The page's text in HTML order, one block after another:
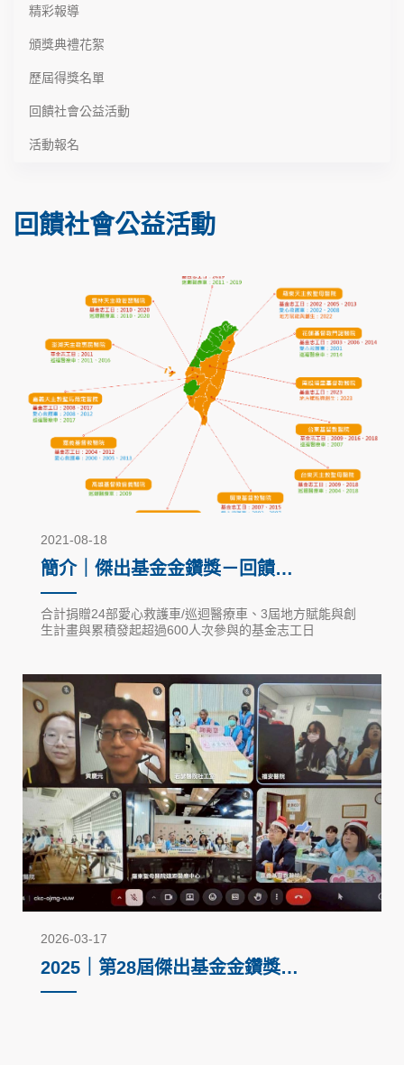
精彩報導
頒獎典禮花絮
歷屆得獎名單
回饋社會公益活動
活動報名
回饋社會公益活動
2021-08-18
簡介｜傑出基金金鑽獎－回饋社
會公益活動
合計捐贈24部愛心救護車/巡迴醫療車、3屆地方賦能與創
生計畫與累積發起超過600人次參與的基金志工日
2026-03-17
2025｜第28屆傑出基金金鑽獎－
回饋社會公益活動